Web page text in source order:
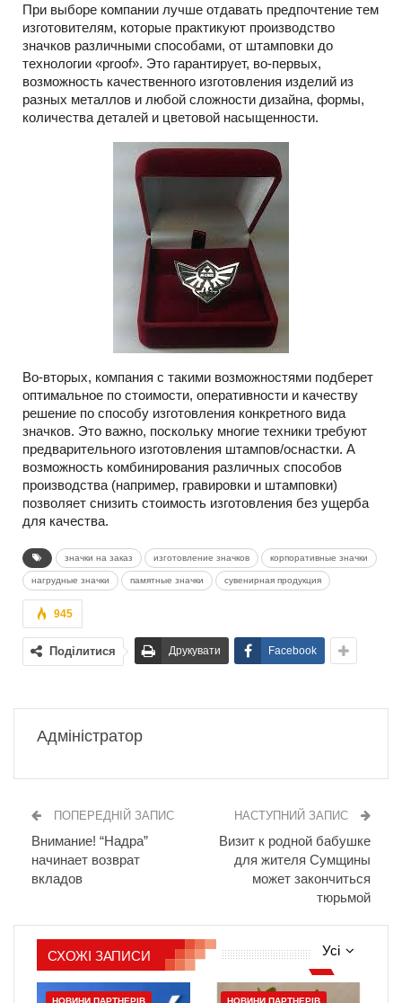
При выборе компании лучше отдавать предпочтение тем
изготовителям, которые практикуют производство
значков различными способами, от штамповки до
технологии «proof». Это гарантирует, во-первых,
возможность качественного изготовления изделий из
разных металлов и любой сложности дизайна, формы,
количества деталей и цветовой насыщенности.
Во-вторых, компания с такими возможностями подберет
оптимальное по стоимости, оперативности и качеству
решение по способу изготовления конкретного вида
значков. Это важно, поскольку многие техники требуют
предварительного изготовления штампов/оснастки. А
возможность комбинирования различных способов
производства (например, гравировки и штамповки)
позволяет снизить стоимость изготовления без ущерба
для качества.
значки на заказ изготовление значков корпоративные значки
нагрудные значки памятные значки сувенирная продукция
945
Поділитися Друкувати Facebook
Адміністратор
ПОПЕРЕДНІЙ ЗАПИС
Внимание! “Надра”
начинает возврат
вкладов
НАСТУПНИЙ ЗАПИС
Визит к родной бабушке
для жителя Сумщины
может закончиться
тюрьмой
Усі
СХОЖІ ЗАПИСИ
НОВИНИ ПАРТНЕРІВ НОВИНИ ПАРТНЕРІВ